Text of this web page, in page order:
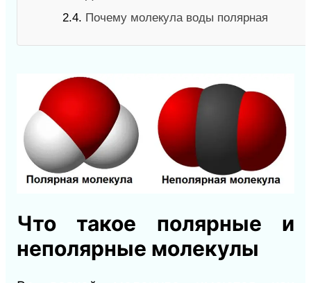
2.4. Почему молекула воды полярная
Что такое полярные и
неполярные молекулы